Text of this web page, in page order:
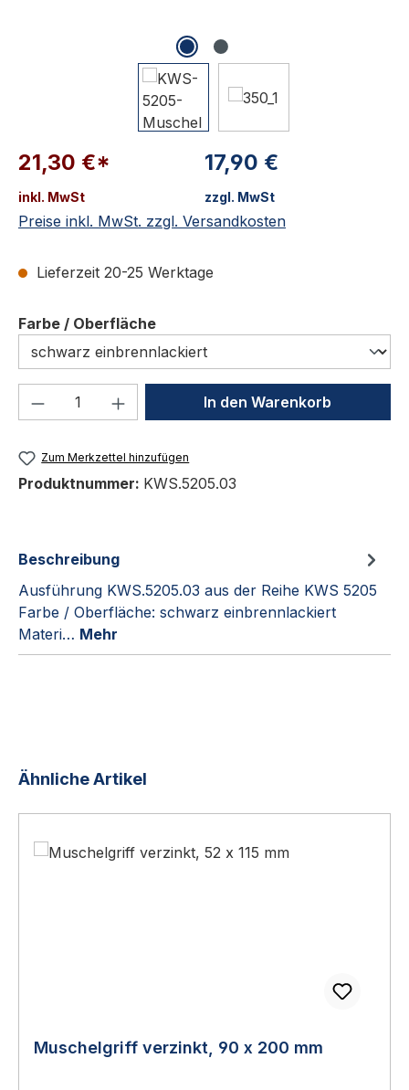
21,30 €*
inkl. MwSt
17,90 €
zzgl. MwSt
Preise inkl. MwSt. zzgl. Versandkosten
Lieferzeit 20-25 Werktage
Farbe / Oberflächeauswählen
Produkt Anzahl: Gib denIn den Warenkorb
Zum Merkzettel hinzufügen
Produktnummer: KWS.5205.03
Beschreibung
Ausführung KWS.5205.03 aus der Reihe KWS 5205
Farbe / Oberfläche: schwarz einbrennlackiert
Materi… Mehr
Produktgalerie überspringen
Ähnliche Artikel
Muschelgriff verzinkt, 90 x 200 mm